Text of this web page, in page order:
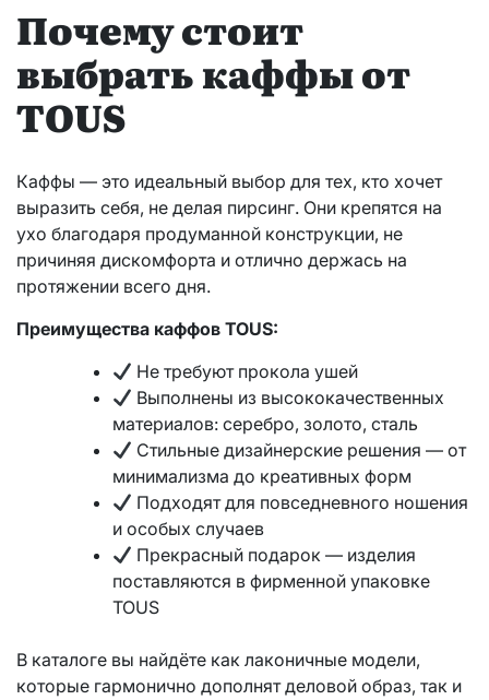
Почему стоит
выбрать каффы от
TOUS
Каффы — это идеальный выбор для тех, кто хочет
выразить себя, не делая пирсинг. Они крепятся на
ухо благодаря продуманной конструкции, не
причиняя дискомфорта и отлично держась на
протяжении всего дня.
Преимущества каффов TOUS:
Не требуют прокола ушей
Выполнены из высококачественных
материалов: серебро, золото, сталь
Стильные дизайнерские решения — от
минимализма до креативных форм
Подходят для повседневного ношения
и особых случаев
Прекрасный подарок — изделия
поставляются в фирменной упаковке
TOUS
В каталоге вы найдёте как лаконичные модели,
которые гармонично дополнят деловой образ, так и